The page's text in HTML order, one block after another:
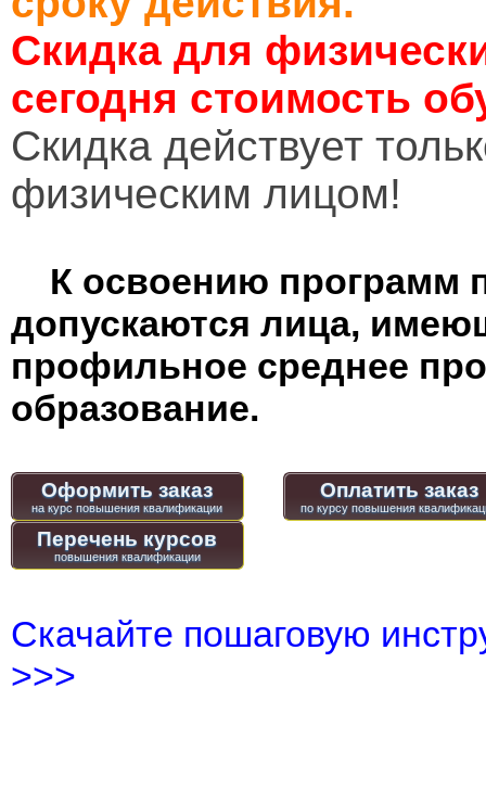
Скидка для
сегодня стоимость
Cкидка действует
физическим лицом!
К освоению программ
допускаются лица,
профильное среднее
образование.
Оформить заказ Оплатить заказ
Перечень курсов
повышения квалификации
Скачайте пошаговую
>>>